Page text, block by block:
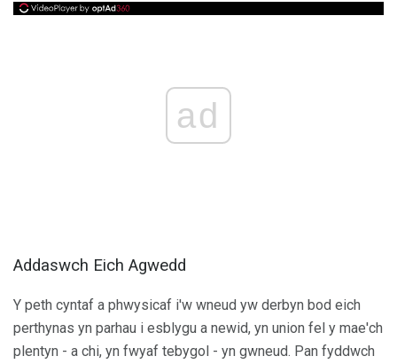
ad
Addaswch Eich Agwedd
Y peth cyntaf a phwysicaf i'w wneud yw derbyn bod eich
perthynas yn parhau i esblygu a newid, yn union fel y mae'ch
plentyn - a chi, yn fwyaf tebygol - yn gwneud. Pan fyddwch